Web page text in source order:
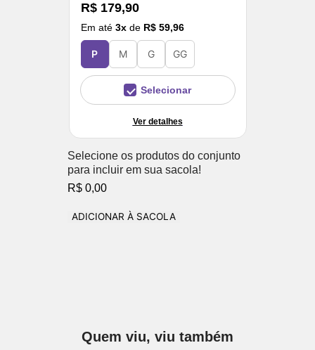
R$ 179,90
Em até 3x de R$ 59,96
P M G GG
Selecionar
Ver detalhes
Selecione os produtos do conjunto
para incluir em sua sacola!
R$ 0,00
ADICIONAR À SACOLA
Quem viu, viu também